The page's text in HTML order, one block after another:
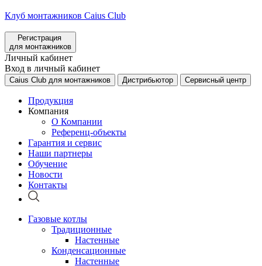
Клуб монтажников Caius Club
Регистрация
для монтажников
Личный кабинет
Вход в личный кабинет
Caius Club для монтажников Дистрибьютор Сервисный центр
Продукция
Компания
О Компании
Референц-объекты
Гарантия и сервис
Наши партнеры
Обучение
Новости
Контакты
Газовые котлы
Традиционные
Настенные
Конденсационные
Настенные